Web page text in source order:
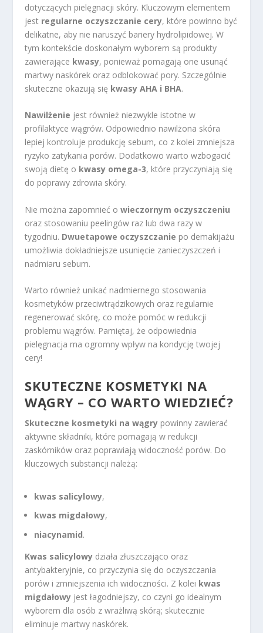
dotyczących pielęgnacji skóry. Kluczowym elementem
jest regularne oczyszczanie cery, które powinno być
delikatne, aby nie naruszyć bariery hydrolipidowej. W
tym kontekście doskonałym wyborem są produkty
zawierające kwasy, ponieważ pomagają one usunąć
martwy naskórek oraz odblokować pory. Szczególnie
skuteczne okazują się kwasy AHA i BHA.
Nawilżenie jest również niezwykle istotne w
profilaktyce wągrów. Odpowiednio nawilżona skóra
lepiej kontroluje produkcję sebum, co z kolei zmniejsza
ryzyko zatykania porów. Dodatkowo warto wzbogacić
swoją dietę o kwasy omega-3, które przyczyniają się
do poprawy zdrowia skóry.
Nie można zapomnieć owieczornym oczyszczeniu
oraz stosowaniu peelingów raz lub dwa razy w
tygodniu. Dwuetapowe oczyszczanie po demakijażu
umożliwia dokładniejsze usunięcie zanieczyszczeń i
nadmiaru sebum.
Warto również unikać nadmiernego stosowania
kosmetyków przeciwtrądzikowych oraz regularnie
regenerować skórę, co może pomóc w redukcji
problemu wągrów. Pamiętaj, że odpowiednia
pielęgnacja ma ogromny wpływ na kondycję twojej
cery!
SKUTECZNE KOSMETYKI NA
WĄGRY – CO WARTO WIEDZIEĆ?
Skuteczne kosmetyki na wągry powinny zawierać
aktywne składniki, które pomagają w redukcji
zaskórników oraz poprawiają widoczność porów. Do
kluczowych substancji należą:
kwas salicylowy,
kwas migdałowy,
niacynamid.
Kwas salicylowy działa złuszczająco oraz
antybakteryjnie, co przyczynia się do oczyszczania
porów i zmniejszenia ich widoczności. Z kolei kwas
migdałowy jest łagodniejszy, co czyni go idealnym
wyborem dla osób z wrażliwą skórą; skutecznie
eliminuje martwy naskórek.